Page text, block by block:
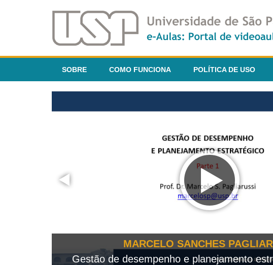
SOBRE COMO FUNCIONA POLÍTICA DE USO
MARCELO SANCHES
Gestão de desempenho e planejamento